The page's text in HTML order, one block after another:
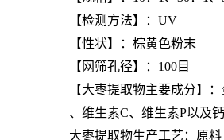
【检测方法】：UV
【性状】：棕黄色粉末
【网筛孔径】：100目
【大枣提取物主要成分】
、维生素C、维生素P以及
大枣提取物生产工艺：原